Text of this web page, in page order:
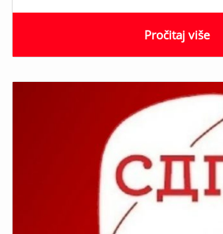
Pročitaj više